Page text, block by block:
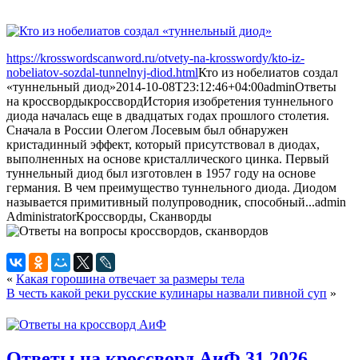
https://krosswordscanword.ru/otvety-na-krosswordy/kto-iz-
nobeliatov-sozdal-tunnelnyj-diod.htmlКто из нобелиатов создал
«туннельный диод»2014-10-08T23:12:46+04:00adminОтветы
на кроссвордыкроссвордИстория изобретения туннельного
диода началась еще в двадцатых годах прошлого столетия.
Сначала в России Олегом Лосевым был обнаружен
кристадинный эффект, который присутствовал в диодах,
выполненных на основе кристаллического цинка. Первый
туннельный диод был изготовлен в 1957 году на основе
германия. В чем преимущество туннельного диода. Диодом
называется примитивный полупроводник, способный...admin
AdministratorКроссворды, Сканворды
« Какая горошина отвечает за размеры тела
В честь какой реки русские кулинары назвали пивной суп »